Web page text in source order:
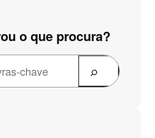
o que procura?